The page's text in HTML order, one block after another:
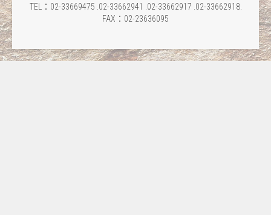
TEL：02-33669475 .02-33662941 .02-33662917 .02-33662918.
FAX：02-23636095